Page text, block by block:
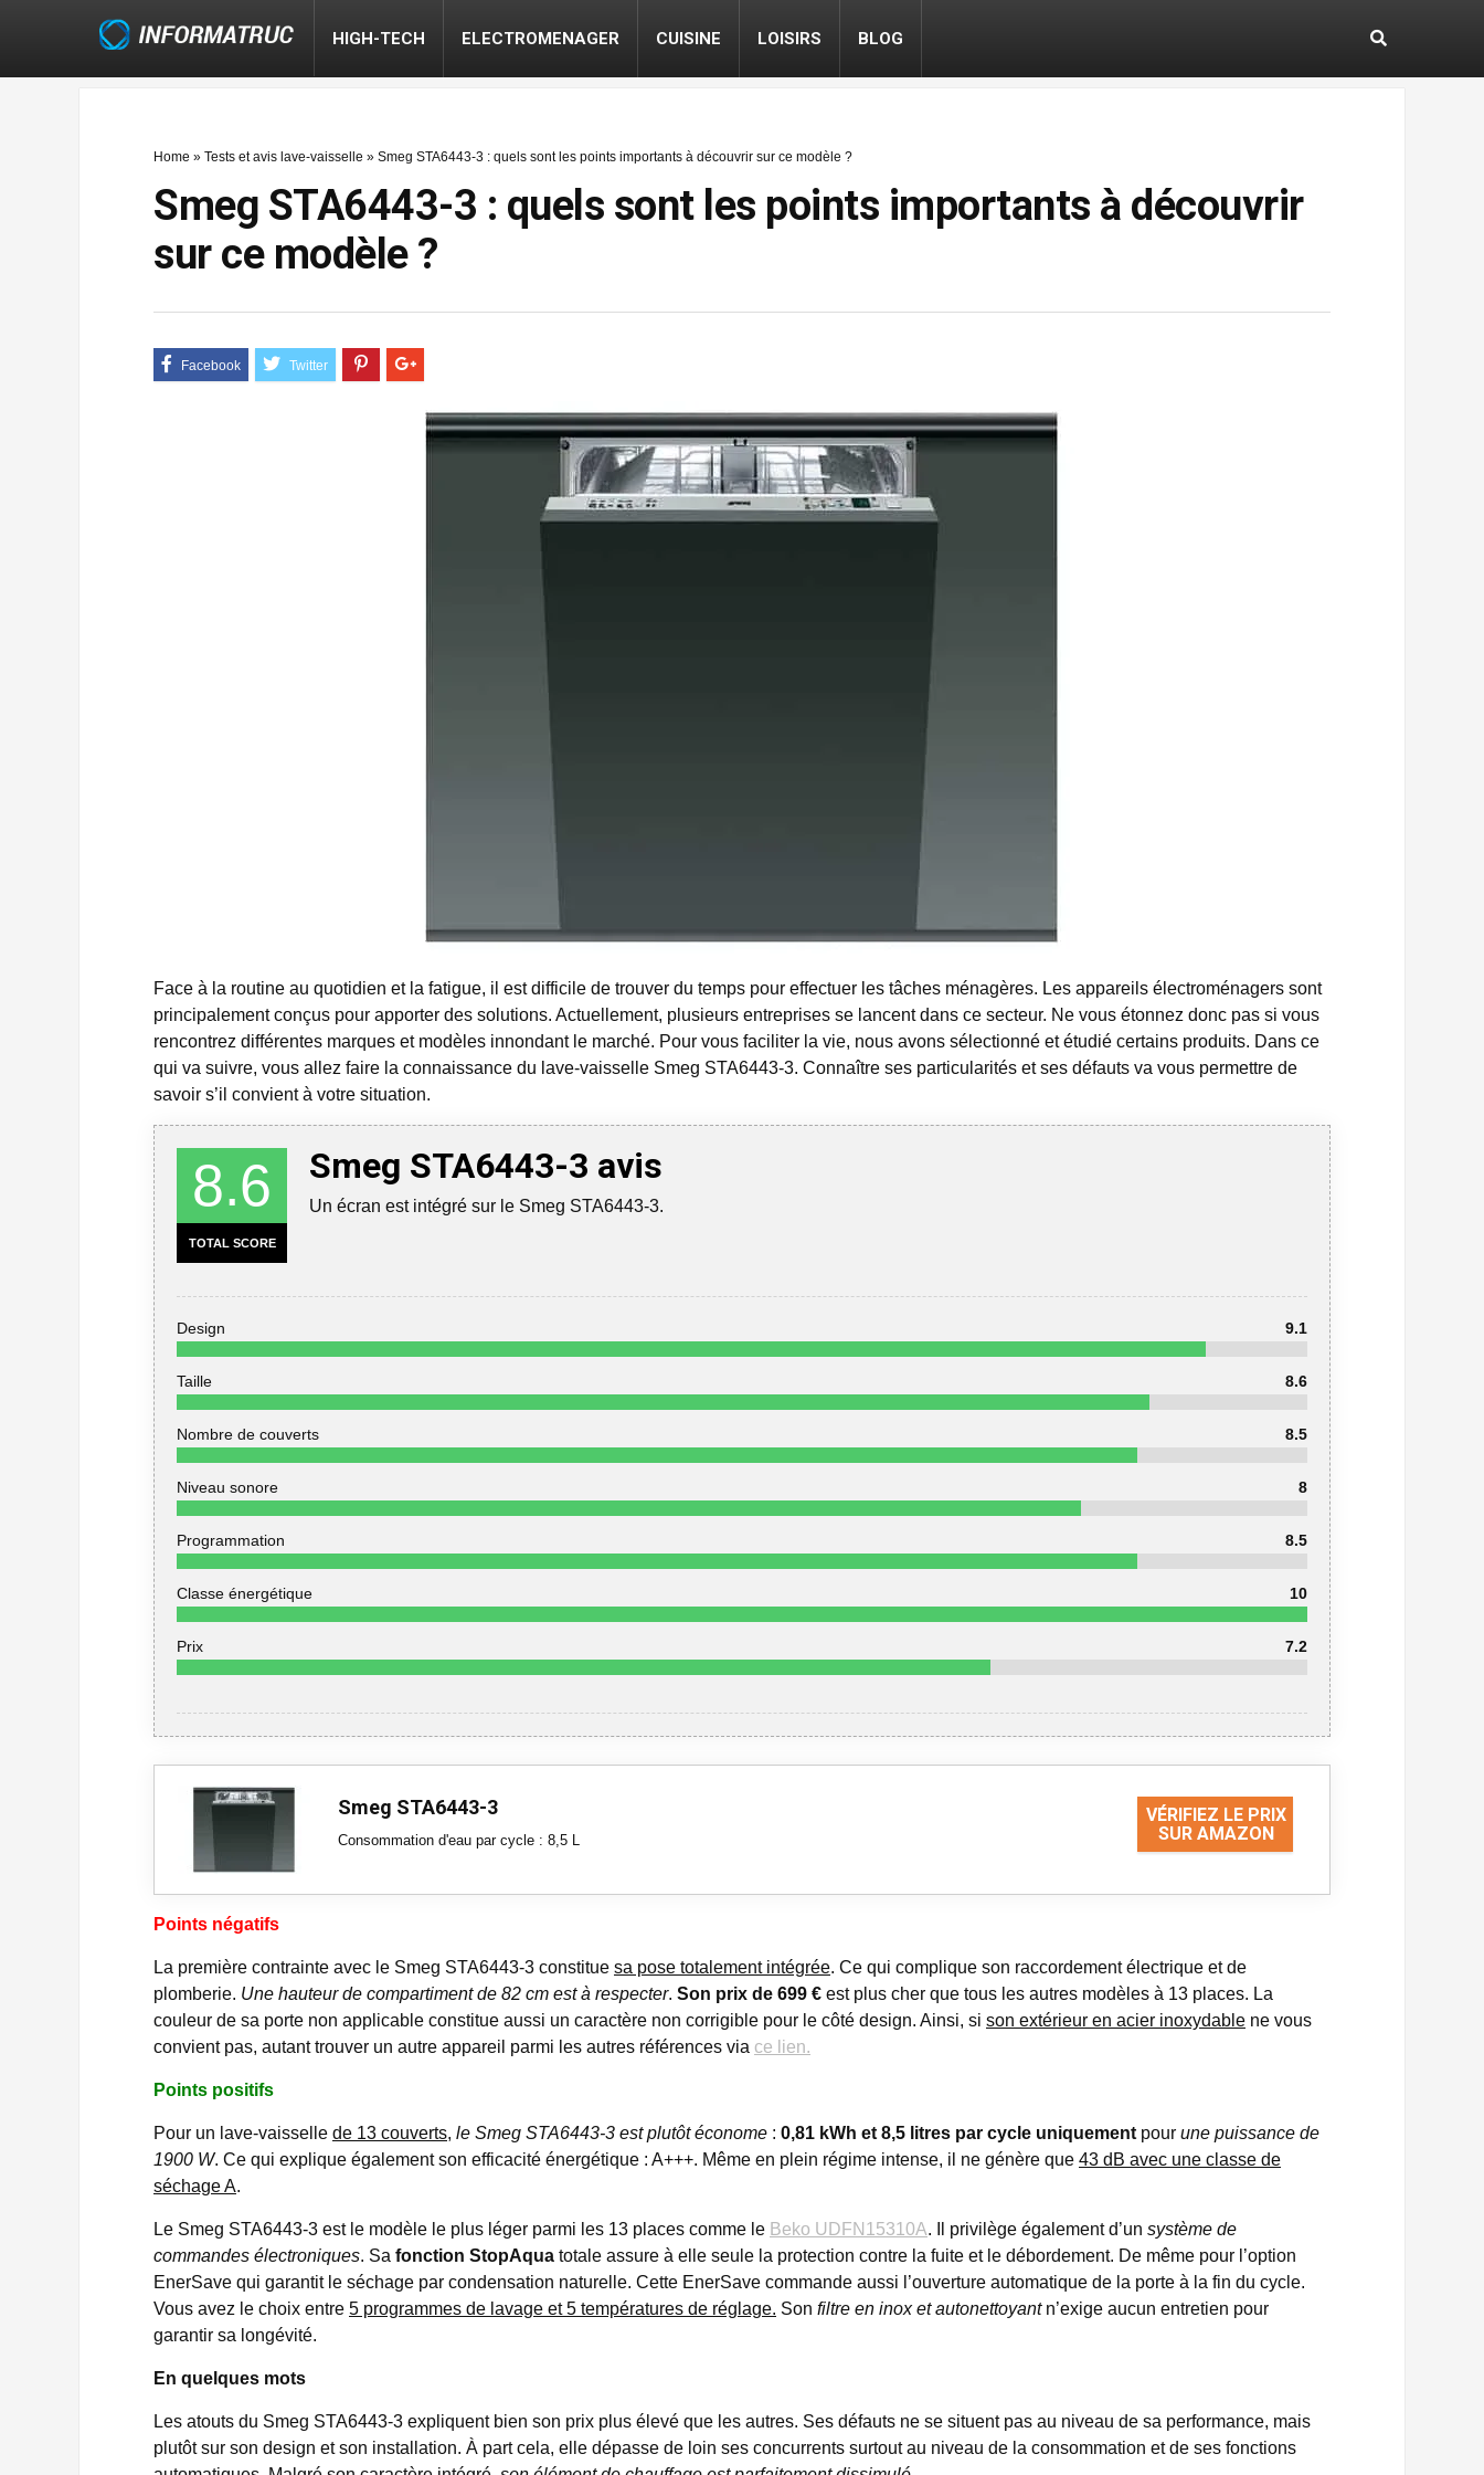
HIGH-TECH ELECTROMENAGER CUISINE LOISIRS BLOG
Home » Tests et avis lave-vaisselle » Smeg STA6443-3 : quels sont les points importants à découvrir sur ce modèle ?
Smeg STA6443-3 : quels sont les points importants à découvrir
sur ce modèle ?
Face à la routine au quotidien et la fatigue, il est difficile de trouver du temps pour effectuer les tâches ménagères. Les appareils électroménagers sont
principalement conçus pour apporter des solutions. Actuellement, plusieurs entreprises se lancent dans ce secteur. Ne vous étonnez donc pas si vous
rencontrez différentes marques et modèles innondant le marché. Pour vous faciliter la vie, nous avons sélectionné et étudié certains produits. Dans ce
qui va suivre, vous allez faire la connaissance du lave-vaisselle Smeg STA6443-3. Connaître ses particularités et ses défauts va vous permettre de
savoir s’il convient à votre situation.
8.6
TOTAL SCORE
Smeg STA6443-3 avis
Un écran est intégré sur le Smeg STA6443-3.
Design 9.1
Taille 8.6
Nombre de couverts 8.5
Niveau sonore 8
Programmation 8.5
Classe énergétique 10
Prix 7.2
Smeg STA6443-3
Consommation d'eau par cycle : 8,5 L
VÉRIFIEZ LE PRIX
SUR AMAZON
Points négatifs
La première contrainte avec le Smeg STA6443-3 constitue sa pose totalement intégrée. Ce qui complique son raccordement électrique et de
plomberie. Une hauteur de compartiment de 82 cm est à respecter. Son prix de 699 € est plus cher que tous les autres modèles à 13 places. La
couleur de sa porte non applicable constitue aussi un caractère non corrigible pour le côté design. Ainsi, si son extérieur en acier inoxydable ne vous
convient pas, autant trouver un autre appareil parmi les autres références via ce lien.
Points positifs
Pour un lave-vaisselle de 13 couverts, le Smeg STA6443-3 est plutôt économe : 0,81 kWh et 8,5 litres par cycle uniquement pour une puissance de
1900 W. Ce qui explique également son efficacité énergétique : A+++. Même en plein régime intense, il ne génère que 43 dB avec une classe de
séchage A.
Le Smeg STA6443-3 est le modèle le plus léger parmi les 13 places comme le Beko UDFN15310A. Il privilège également d’un système de
commandes électroniques. Sa fonction StopAqua totale assure à elle seule la protection contre la fuite et le débordement. De même pour l’option
EnerSave qui garantit le séchage par condensation naturelle. Cette EnerSave commande aussi l’ouverture automatique de la porte à la fin du cycle.
Vous avez le choix entre 5 programmes de lavage et 5 températures de réglage. Son filtre en inox et autonettoyantn’exige aucun entretien pour
garantir sa longévité.
En quelques mots
Les atouts du Smeg STA6443-3 expliquent bien son prix plus élevé que les autres. Ses défauts ne se situent pas au niveau de sa performance, mais
plutôt sur son design et son installation. À part cela, elle dépasse de loin ses concurrents surtout au niveau de la consommation et de ses fonctions